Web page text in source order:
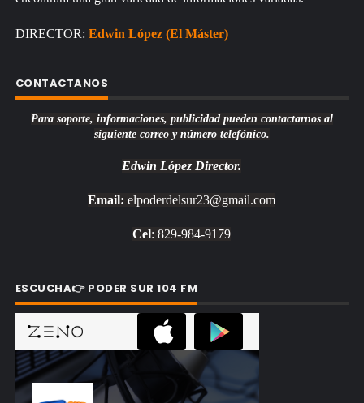
DIRECTOR: Edwin López (El Máster)
CONTACTANOS
Para soporte, informaciones, publicidad pueden contactarnos al
siguiente correo y número telefónico.
Edwin López Director.
Email: elpoderdelsur23@gmail.com
Cel: 829-984-9179
ESCUCHA👉 PODER SUR 104 FM